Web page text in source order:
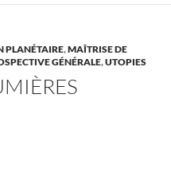
PLANÉTAIRE,MAÎTRISE DE
GÉNÉRALE,UTOPIES